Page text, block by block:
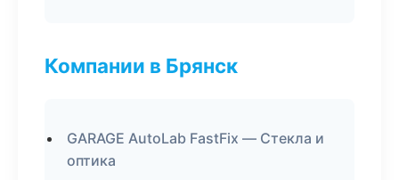
Компании в Брянск
GARAGE AutoLab FastFix — Стекла и
оптика